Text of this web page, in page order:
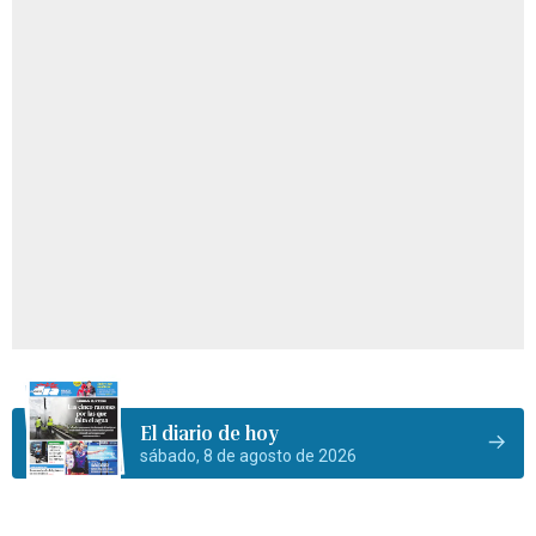
El diario de hoy
sábado, 8 de agosto de 2026